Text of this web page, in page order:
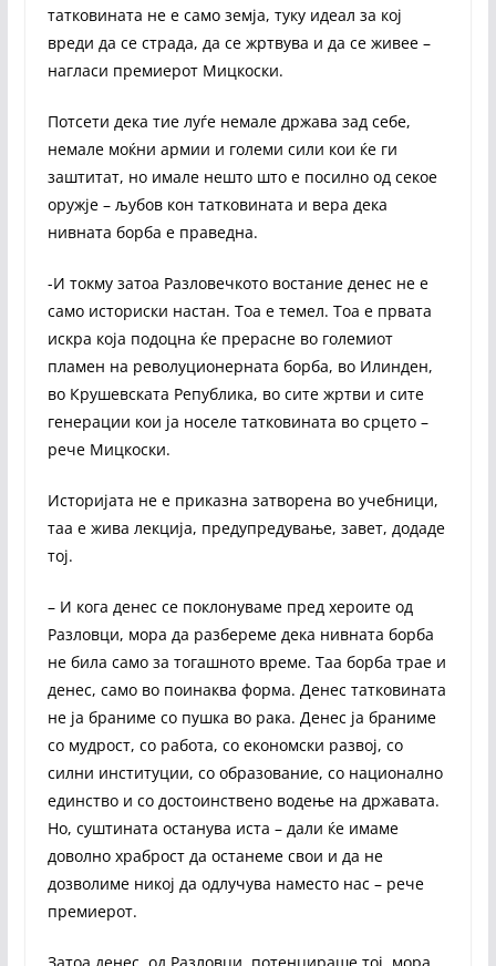
татковината не е само земја, туку идеал за кој
вреди да се страда, да се жртвува и да се живее –
нагласи премиерот Мицкоски.
Потсети дека тие луѓе немале држава зад себе,
немале моќни армии и големи сили кои ќе ги
заштитат, но имале нешто што е посилно од секое
оружје – љубов кон татковината и вера дека
нивната борба е праведна.
-И токму затоа Разловечкото востание денес не е
само историски настан. Тоа е темел. Тоа е првата
искра која подоцна ќе прерасне во големиот
пламен на револуционерната борба, во Илинден,
во Крушевската Република, во сите жртви и сите
генерации кои ја носеле татковината во срцето –
рече Мицкоски.
Историјата не е приказна затворена во учебници,
таа е жива лекција, предупредување, завет, додаде
тој.
– И кога денес се поклонуваме пред хероите од
Разловци, мора да разбереме дека нивната борба
не била само за тогашното време. Таа борба трае и
денес, само во поинаква форма. Денес татковината
не ја браниме со пушка во рака. Денес ја браниме
со мудрост, со работа, со економски развој, со
силни институции, со образование, со национално
единство и со достоинствено водење на државата.
Но, суштината останува иста – дали ќе имаме
доволно храброст да останеме свои и да не
дозволиме никој да одлучува наместо нас – рече
премиерот.